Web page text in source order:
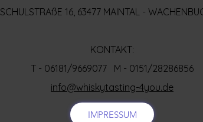
SCHULSTRAßE 16, 63477 MAINTAL -
KONTAKT:
T - 06181/9669077 M - 0151/28286856
info@whiskytasting-4you.de
IMPRESSUM